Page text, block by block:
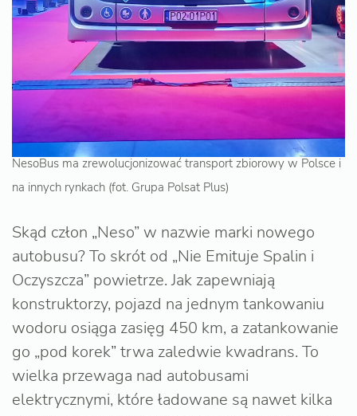
NesoBus ma zrewolucjonizować transport zbiorowy w Polsce i
na innych rynkach (fot. Grupa Polsat Plus)
Skąd człon „Neso” w nazwie marki nowego
autobusu? To skrót od „Nie Emituje Spalin i
Oczyszcza” powietrze. Jak zapewniają
konstruktorzy, pojazd na jednym tankowaniu
wodoru osiąga zasięg 450 km, a zatankowanie
go „pod korek” trwa zaledwie kwadrans. To
wielka przewaga nad autobusami
elektrycznymi, które ładowane są nawet kilka